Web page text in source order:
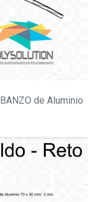
de Aluminio